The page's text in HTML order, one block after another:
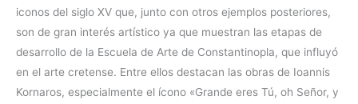
iconos del siglo XV que, junto con otros ejemplos posteriores,
son de gran interés artístico ya que muestran las etapas de
desarrollo de la Escuela de Arte de Constantinopla, que influyó
en el arte cretense. Entre ellos destacan las obras de Ioannis
Kornaros, especialmente el ícono «Grande eres Tú, oh Señor, y